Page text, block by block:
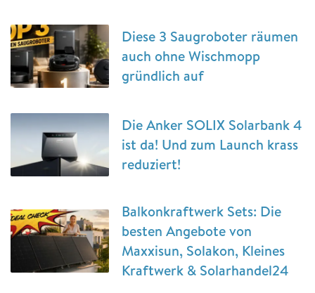
Diese 3 Saugroboter räumen
auch ohne Wischmopp
gründlich auf
Die Anker SOLIX Solarbank 4
ist da! Und zum Launch krass
reduziert!
Balkonkraftwerk Sets: Die
besten Angebote von
Maxxisun, Solakon, Kleines
Kraftwerk & Solarhandel24